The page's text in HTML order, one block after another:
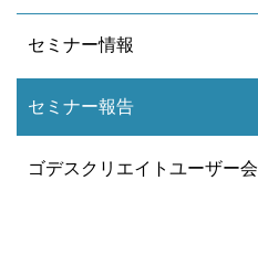
セミナー情報
セミナー報告
ゴデスクリエイトユーザー会